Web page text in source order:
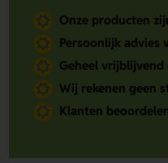
Onze producten
Persoonlijk advies
Geheel
Wij rekenen geen
Klanten